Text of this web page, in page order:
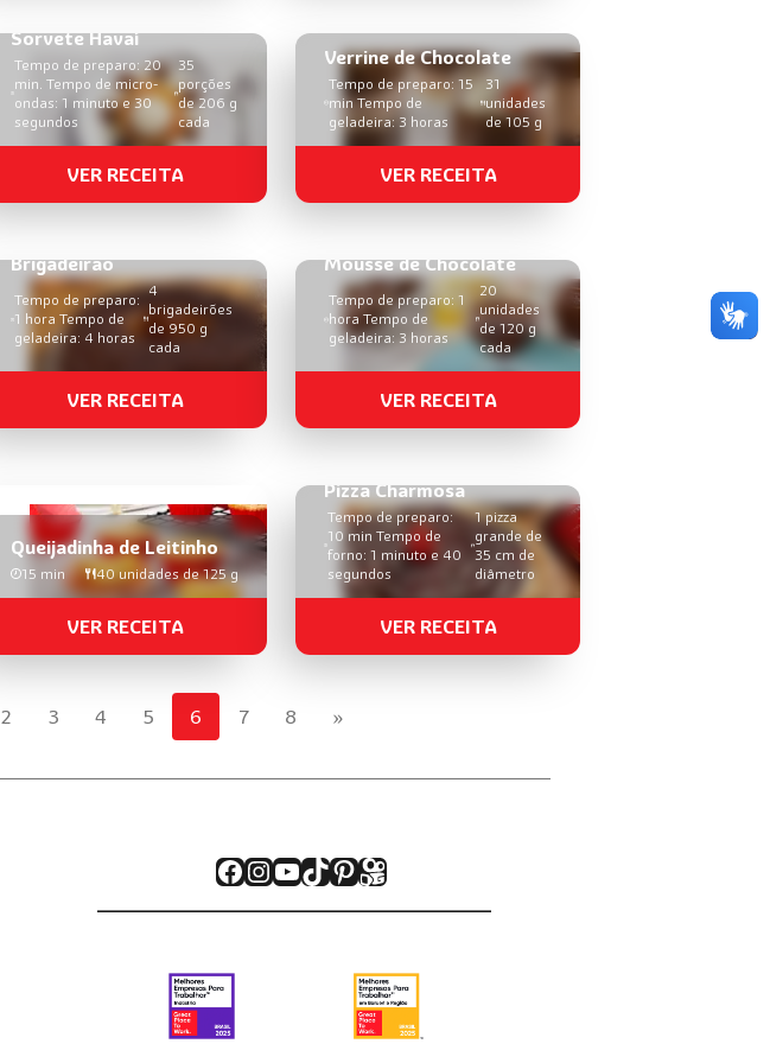
Sorvete Havaí
Tempo de preparo: 20
min. Tempo de micro-
ondas: 1 minuto e 30
segundos
35
porções
de 206 g
cada
VER RECEITA
Verrine de Chocolate
Tempo de preparo: 15
min Tempo de
geladeira: 3 horas
31
unidades
de 105 g
VER RECEITA
Brigadeirão
Tempo de preparo:
1 hora Tempo de
geladeira: 4 horas
4
brigadeirões
de 950 g
cada
VER RECEITA
Mousse de Chocolate
Tempo de preparo: 1
hora Tempo de
geladeira: 3 horas
20
unidades
de 120 g
cada
VER RECEITA
Queijadinha de Leitinho
15 min 40 unidades de 125 g
VER RECEITA
Pizza Charmosa
Tempo de preparo:
10 min Tempo de
forno: 1 minuto e 40
segundos
1 pizza
grande de
35 cm de
diâmetro
VER RECEITA
2 3 4 5 6 7 8 »
Facebook
Instagram
Youtube
TikTok
Pinterest
Kwai